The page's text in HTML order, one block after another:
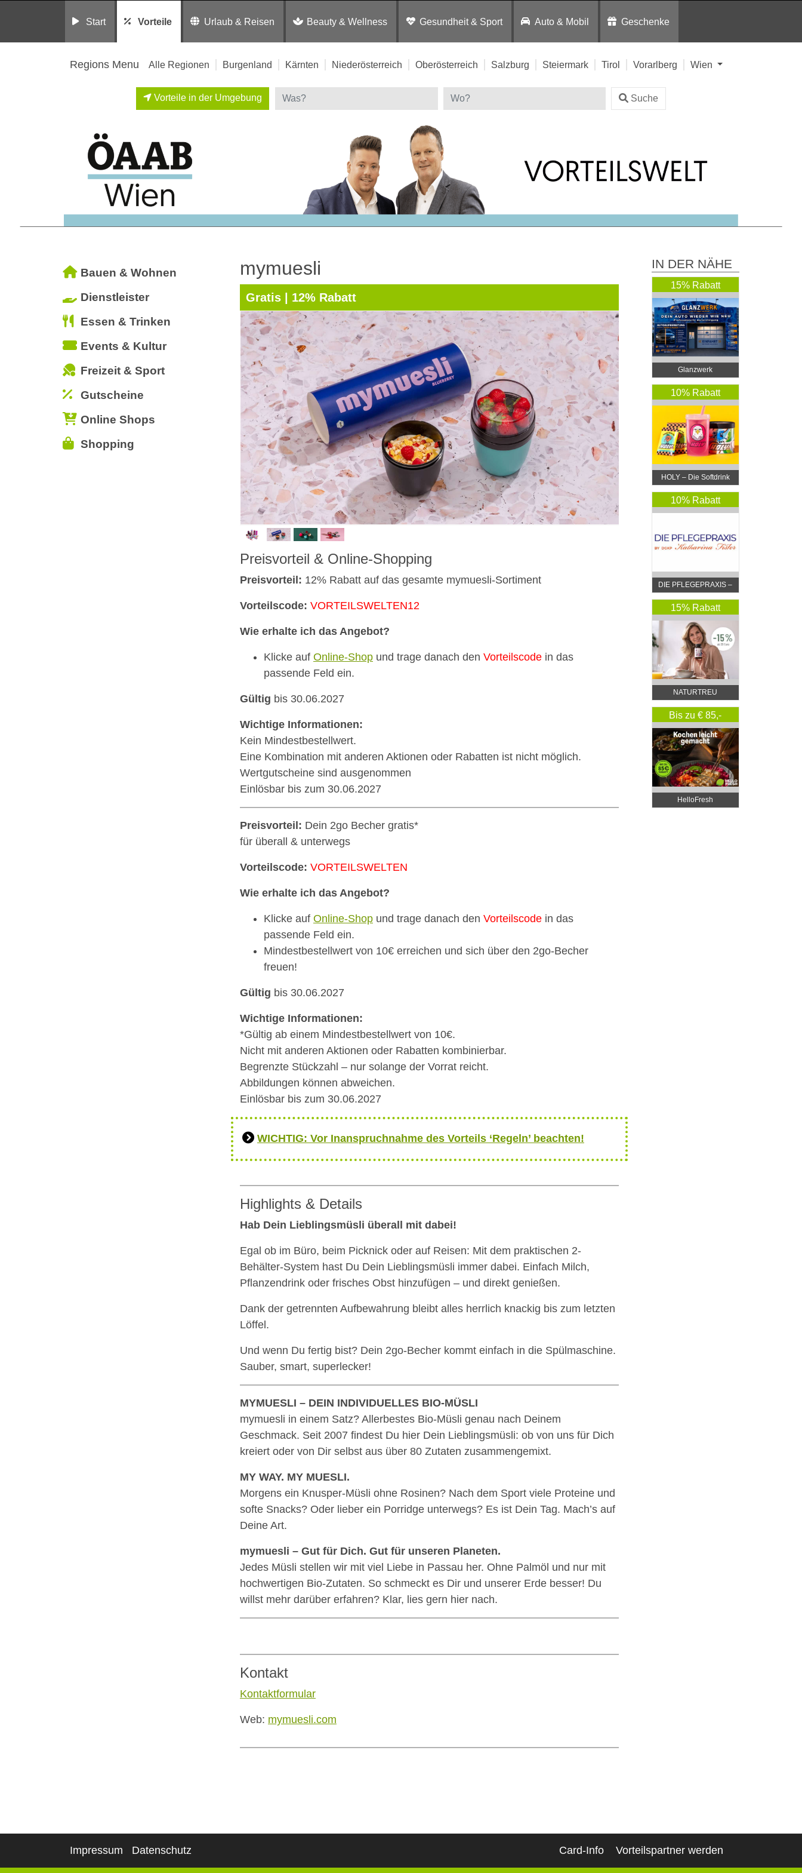
Start Vorteile Urlaub & Reisen Beauty & Wellness Gesundheit & Sport Auto & Mobil Geschenke
Regions Menu Alle Regionen Burgenland Kärnten Niederösterreich Oberösterreich Salzburg Steiermark Tirol Vorarlberg Wien
Vorteile in der Umgebung Suche
Bauen & Wohnen
Dienstleister
Essen & Trinken
Events & Kultur
Freizeit & Sport
Gutscheine
Online Shops
Shopping
mymuesli
Gratis | 12% Rabatt
Preisvorteil & Online-Shopping
Preisvorteil: 12% Rabatt auf das gesamte mymuesli-Sortiment
Vorteilscode: VORTEILSWELTEN12
Wie erhalte ich das Angebot?
Klicke auf Online-Shop und trage danach den Vorteilscode in das
passende Feld ein.
Gültig bis 30.06.2027
Wichtige Informationen:
Kein Mindestbestellwert.
Eine Kombination mit anderen Aktionen oder Rabatten ist nicht möglich.
Wertgutscheine sind ausgenommen
Einlösbar bis zum 30.06.2027
Preisvorteil: Dein 2go Becher gratis*
für überall & unterwegs
Vorteilscode: VORTEILSWELTEN
Wie erhalte ich das Angebot?
Klicke auf Online-Shop und trage danach den Vorteilscode in das
passende Feld ein.
Mindestbestellwert von 10€ erreichen und sich über den 2go-Becher
freuen!
Gültig bis 30.06.2027
Wichtige Informationen:
*Gültig ab einem Mindestbestellwert von 10€.
Nicht mit anderen Aktionen oder Rabatten kombinierbar.
Begrenzte Stückzahl – nur solange der Vorrat reicht.
Abbildungen können abweichen.
Einlösbar bis zum 30.06.2027
WICHTIG: Vor Inanspruchnahme des Vorteils ‘Regeln’ beachten!
Highlights & Details
Hab Dein Lieblingsmüsli überall mit dabei!
Egal ob im Büro, beim Picknick oder auf Reisen: Mit dem praktischen 2-
Behälter-System hast Du Dein Lieblingsmüsli immer dabei. Einfach Milch,
Pflanzendrink oder frisches Obst hinzufügen – und direkt genießen.
Dank der getrennten Aufbewahrung bleibt alles herrlich knackig bis zum letzten
Löffel.
Und wenn Du fertig bist? Dein 2go-Becher kommt einfach in die Spülmaschine.
Sauber, smart, superlecker!
MYMUESLI – DEIN INDIVIDUELLES BIO-MÜSLI
mymuesli in einem Satz? Allerbestes Bio-Müsli genau nach Deinem
Geschmack. Seit 2007 findest Du hier Dein Lieblingsmüsli: ob von uns für Dich
kreiert oder von Dir selbst aus über 80 Zutaten zusammengemixt.
MY WAY. MY MUESLI.
Morgens ein Knusper-Müsli ohne Rosinen? Nach dem Sport viele Proteine und
softe Snacks? Oder lieber ein Porridge unterwegs? Es ist Dein Tag. Mach’s auf
Deine Art.
mymuesli – Gut für Dich. Gut für unseren Planeten.
Jedes Müsli stellen wir mit viel Liebe in Passau her. Ohne Palmöl und nur mit
hochwertigen Bio-Zutaten. So schmeckt es Dir und unserer Erde besser! Du
willst mehr darüber erfahren? Klar, lies gern hier nach.
Kontakt
Kontaktformular
Web: mymuesli.com
IN DER NÄHE
15% Rabatt
Glanzwerk
Autoreinigung
10% Rabatt
HOLY – Die Softdrink
Revolution
10% Rabatt
DIE PFLEGEPRAXIS –
by DGKP Katharina
Fister
15% Rabatt
NATURTREU
Bis zu € 85,-
Rabatt
HelloFresh
Impressum Datenschutz Card-Info Vorteilspartner werden